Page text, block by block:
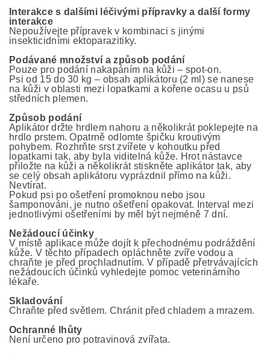
Interakce s dalšími léčivými přípravky a další formy
interakce
Nepoužívejte přípravek v kombinaci s jinými
insekticidními ektoparazitiky.
Podávané množství a způsob podání
Pouze pro podání nakapáním na kůži – spot-on.
Psi od 15 do 30 kg – obsah aplikátoru (2 ml) se nanese
na kůži v oblasti mezi lopatkami a kořene ocasu u psů
středních plemen.
Způsob podání
Aplikátor držte hrdlem nahoru a několikrát poklepejte na
hrdlo prstem. Opatrně odlomte špičku kroutivým
pohybem. Rozhrňte srst zvířete v kohoutku před
lopatkami tak, aby byla viditelná kůže. Hrot nástavce
přiložte na kůži a několikrát stiskněte aplikátor tak, aby
se celý obsah aplikátoru vyprázdnil přímo na kůži.
Nevtírat.
Pokud psi po ošetření promoknou nebo jsou
šamponováni, je nutno ošetření opakovat. Interval mezi
jednotlivými ošetřeními by měl být nejméně 7 dní.
Nežádoucí účinky
V místě aplikace může dojít k přechodnému podráždění
kůže. V těchto případech opláchněte zvíře vodou a
chraňte je před prochladnutím. V případě přetrvávajících
nežádoucích účinků vyhledejte pomoc veterinárního
lékaře.
Skladování
Chraňte před světlem. Chránit před chladem a mrazem.
Ochranné lhůty
Není určeno pro potravinová zvířata.